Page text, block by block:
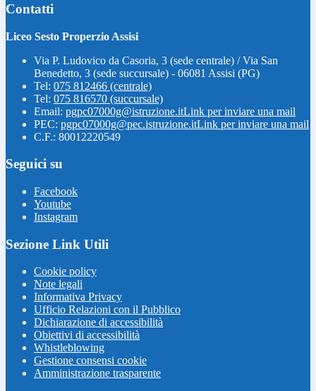
Contatti
Liceo Sesto Properzio Assisi
Via P. Ludovico da Casoria, 3 (sede centrale) / Via San
Benedetto, 3 (sede succursale) - 06081 Assisi (PG)
Tel: 075 812466 (centrale)
Tel: 075 816570 (succursale)
Email: pgpc07000g@istruzione.itLink per inviare una mail
PEC: pgpc07000g@pec.istruzione.itLink per inviare una mail
C.F.: 80012220549
Seguici su
Facebook
Youtube
Instagram
Sezione Link Utili
Cookie policy
Note legali
Informativa Privacy
Ufficio Relazioni con il Pubblico
Dichiarazione di accessibilità
Obiettivi di accessibilità
Whistleblowing
Gestione consensi cookie
Amministrazione trasparente